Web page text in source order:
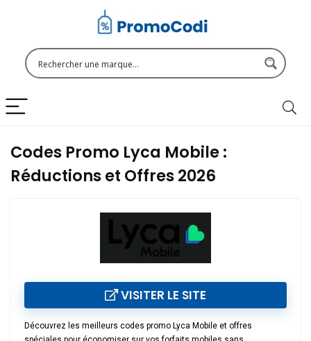
Codes Promo Lyca Mobile :
Réductions et Offres 2026
VISITER LE SITE
Découvrez les meilleurs codes promo Lyca Mobile et offres